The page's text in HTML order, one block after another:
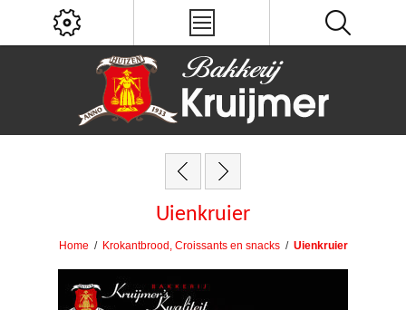
Uienkruier
Home / Krokantbrood, Croissants en snacks / Uienkruier